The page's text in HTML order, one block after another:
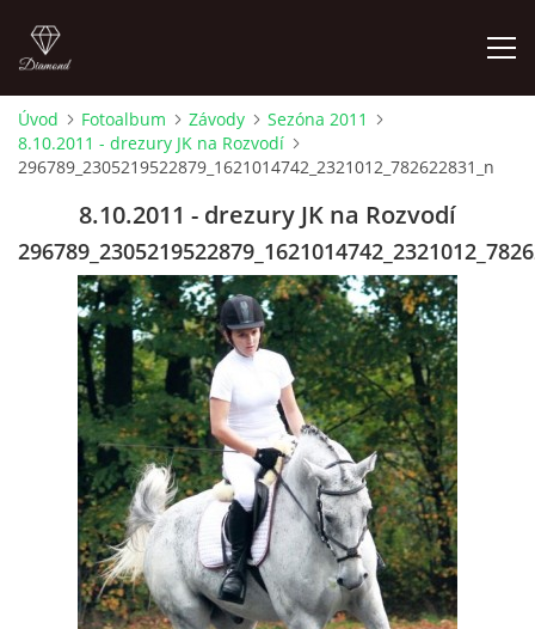
ÚVOD
AKTUALITY
KONTAKT
SLUŽBY
JEŽDĚNÍ PRO VEŘEJNOST
FOTOALBUM
Úvod Fotoalbum Závody
Sezóna 2011
8.10.2011 - drezury JK na Rozvodí
296789_2305219522879_1621014742_2321012_782622831_n
8.10.2011 - drezury JK na Rozvodí